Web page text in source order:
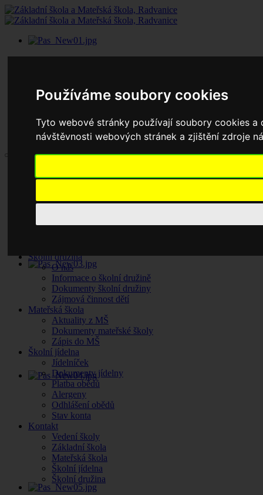
Používáme soubory cookies
Tyto webové stránky používají soubory cookies a
návštěvnosti webových stránek a zjištění zdroje
Základní škola
Dokumenty základní školy
Jednací řád
Školní družina
O nás
Informace o školní družině
Dokumenty školní družiny
Zájmová činnost dětí
Mateřská škola
Aktuality z MŠ
Dokumenty mateřské školy
Zápis do MŠ
Školní jídelna
Jídelníček
Dokumenty jídelny
Platba obědů
Alergeny
Odhlášení obědů
Stav konta
Kontakt
Vedení školy
Základní škola
Mateřská škola
Školní jídelna
Školní družina